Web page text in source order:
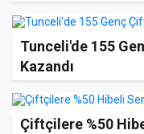
Tunceli'de 155
Kazandı
Çiftçilere %50